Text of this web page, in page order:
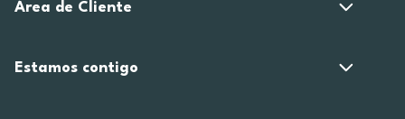
Área de Cliente
Estamos contigo